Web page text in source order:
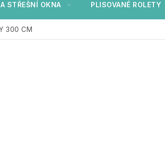
STŘEŠNÍ OKNA PLISOVANÉ ROLETY
300 CM